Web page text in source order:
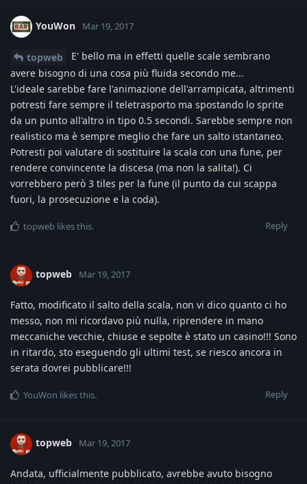
YouWon Mar 19, 2017
topweb
E' bello ma in effetti quelle scale sembrano
avere bisogno di una cosa più fluida secondo me...
L'ideale sarebbe fare l'animazione dell'arrampicata, altrimenti
potresti fare sempre il teletrasporto ma spostando lo sprite
da un punto all'altro in tipo 0.5 secondi. Sarebbe sempre non
realistico ma è sempre meglio che fare un salto istantaneo.
Potresti poi valutare di sostituire la scala con una fune, per
rendere convincente la discesa (ma non la salita!). Ci
vorrebbero però 3 tiles per la fune (il punto da cui scappa
fuori, la prosecuzione e la coda).
Reply
topweb likes this.
topweb Mar 19, 2017
Fatto, modificato il salto della scala, non vi dico quanto ci ho
messo, non mi ricordavo più nulla, riprendere in mano
meccaniche vecchie, chiuse e sepolte è stato un casino!!! Sono
in ritardo, sto eseguendo gli ultimi test, se riesco ancora in
serata dovrei pubblicare!!!
Reply
YouWon likes this.
topweb Mar 19, 2017
Andata, ufficialmente pubblicato, avrebbe avuto bisogno